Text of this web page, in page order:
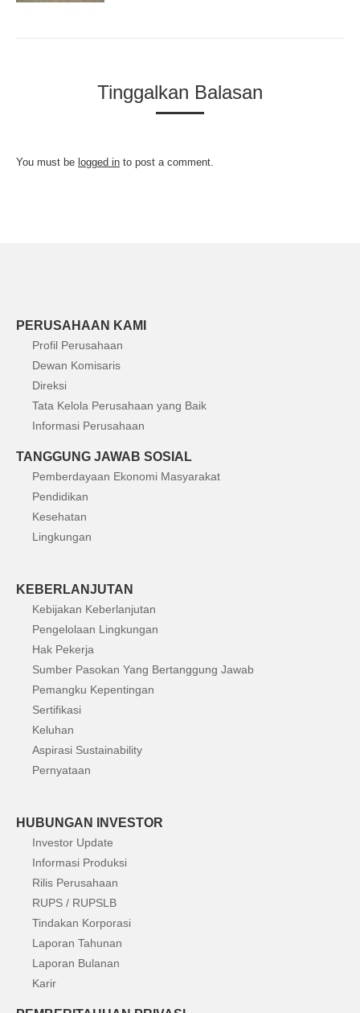
Tinggalkan Balasan
You must be logged in to post a comment.
PERUSAHAAN KAMI
Profil Perusahaan
Dewan Komisaris
Direksi
Tata Kelola Perusahaan yang Baik
Informasi Perusahaan
TANGGUNG JAWAB SOSIAL
Pemberdayaan Ekonomi Masyarakat
Pendidikan
Kesehatan
Lingkungan
KEBERLANJUTAN
Kebijakan Keberlanjutan
Pengelolaan Lingkungan
Hak Pekerja
Sumber Pasokan Yang Bertanggung Jawab
Pemangku Kepentingan
Sertifikasi
Keluhan
Aspirasi Sustainability
Pernyataan
HUBUNGAN INVESTOR
Investor Update
Informasi Produksi
Rilis Perusahaan
RUPS / RUPSLB
Tindakan Korporasi
Laporan Tahunan
Laporan Bulanan
Karir